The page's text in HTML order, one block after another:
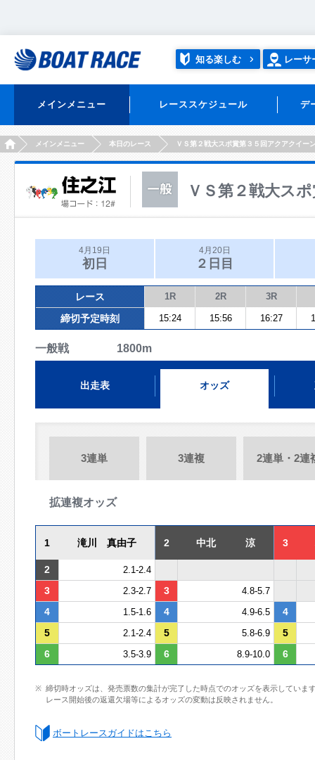
知る楽しむ レーサ
メインメニュー レーススケジュール デ
HOMEメインメニュー 本日のレース ＶＳ第２戦大スポ賞第３５回アクアクイー
ＶＳ第２戦大ス
4月19日
初日
4月20日
２日目
レース 1R 2R 3R
締切予定時刻 15:24 15:56 16:27
一般戦 1800m
出走表 オッズ
3連単 3連複 2連単・2連
拡連複オッズ
1 滝川 真由子 2 中北 涼 3
2 2.1-2.4
3 2.3-2.7 3 4.8-5.7
4 1.5-1.6 4 4.9-6.5
4
5
2.1-2.4 5 5.8-6.9
5
6
3.5-3.9 6 8.9-10.0 6
締切時オッズは、発売票数の集計が完了した時点でのオッズを表示していま
レース開始後の返還欠場等によるオッズの変動は反映されません。
ボートレースガイドはこちら